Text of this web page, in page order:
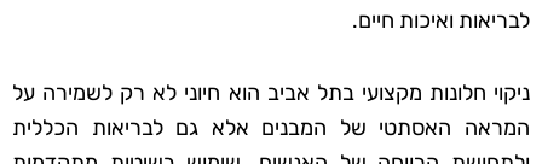
לבריאות ואיכות חיים.
ניקוי חלונות מקצועי בתל אביב הוא חיוני לא רק לשמירה על
המראה האסתטי של המבנים אלא גם לבריאות הכללית